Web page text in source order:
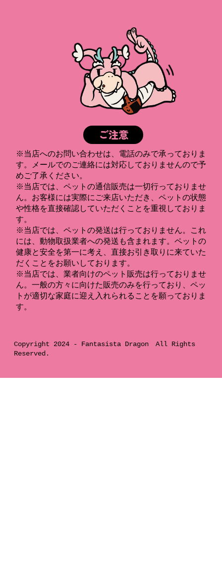
ご注意
※当店へのお問い合わせは、電話のみで承っておりま
す。メールでのご連絡には対応しておりませんので予
めご了承ください。
※当店では、ペットの通信販売は一切行っておりませ
ん。お客様には実際にご来店いただき、ペットの状態
や性格を直接確認していただくことを重視しておりま
す。
※当店では、ペットの発送は行っておりません。これ
には、動物取扱業者への発送も含まれます。ペットの
健康と安全を第一に考え、直接お引き取りに来ていた
だくことをお願いしております。
※当店では、業者向けのペット販売は行っておりませ
ん。一般の方々に向けた販売のみを行っており、ペッ
トが適切な家庭に迎え入れられることを願っておりま
す。
Copyright 2024 - Fantasista DragonAll Rights
Reserved.